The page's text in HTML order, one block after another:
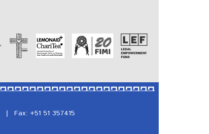
|
Fax: +51 51 357415